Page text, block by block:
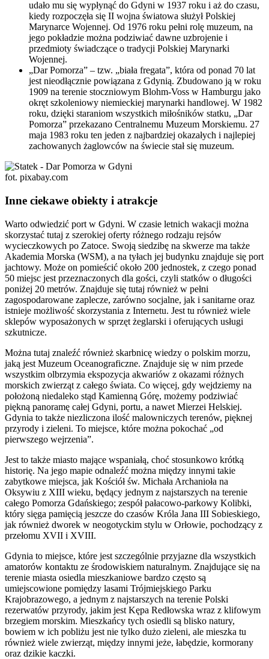
udało mu się wypłynąć do Gdyni w 1937 roku i aż do czasu,
kiedy rozpoczęła się II wojna światowa służył Polskiej
Marynarce Wojennej. Od 1976 roku pełni rolę muzeum, na
jego pokładzie można podziwiać dawne uzbrojenie i
przedmioty świadczące o tradycji Polskiej Marynarki
Wojennej.
„Dar Pomorza” – tzw. „biała fregata”, która od ponad 70 lat
jest nieodłącznie powiązana z Gdynią. Zbudowano ją w roku
1909 na terenie stoczniowym Blohm-Voss w Hamburgu jako
okręt szkoleniowy niemieckiej marynarki handlowej. W 1982
roku, dzięki staraniom wszystkich miłośników statku, „Dar
Pomorza” przekazano Centralnemu Muzeum Morskiemu. 27
maja 1983 roku ten jeden z najbardziej okazałych i najlepiej
zachowanych żaglowców na świecie stał się muzeum.
fot. pixabay.com
Inne ciekawe obiekty i atrakcje
Warto odwiedzić port w Gdyni. W czasie letnich wakacji można
skorzystać tutaj z szerokiej oferty różnego rodzaju rejsów
wycieczkowych po Zatoce. Swoją siedzibę na skwerze ma także
Akademia Morska (WSM), a na tyłach jej budynku znajduje się port
jachtowy. Może on pomieścić około 200 jednostek, z czego ponad
50 miejsc jest przeznaczonych dla gości, czyli statków o długości
poniżej 20 metrów. Znajduje się tutaj również w pełni
zagospodarowane zaplecze, zarówno socjalne, jak i sanitarne oraz
istnieje możliwość skorzystania z Internetu. Jest tu również wiele
sklepów wyposażonych w sprzęt żeglarski i oferujących usługi
szkutnicze.
Można tutaj znaleźć również skarbnicę wiedzy o polskim morzu,
jaką jest Muzeum Oceanograficzne. Znajduje się w nim przede
wszystkim olbrzymia ekspozycja akwariów z okazami różnych
morskich zwierząt z całego świata. Co więcej, gdy wejdziemy na
położoną niedaleko stąd Kamienną Górę, możemy podziwiać
piękną panoramę całej Gdyni, portu, a nawet Mierzei Helskiej.
Gdynia to także niezliczona ilość malowniczych terenów, pięknej
przyrody i zieleni. To miejsce, które można pokochać „od
pierwszego wejrzenia”.
Jest to także miasto mające wspaniałą, choć stosunkowo krótką
historię. Na jego mapie odnaleźć można między innymi takie
zabytkowe miejsca, jak Kościół św. Michała Archanioła na
Oksywiu z XIII wieku, będący jednym z najstarszych na terenie
całego Pomorza Gdańskiego; zespół pałacowo-parkowy Kolibki,
który sięga pamięcią jeszcze do czasów Króla Jana III Sobieskiego,
jak również dworek w neogotyckim stylu w Orłowie, pochodzący z
przełomu XVII i XVIII.
Gdynia to miejsce, które jest szczególnie przyjazne dla wszystkich
amatorów kontaktu ze środowiskiem naturalnym. Znajdujące się na
terenie miasta osiedla mieszkaniowe bardzo często są
umiejscowione pomiędzy lasami Trójmiejskiego Parku
Krajobrazowego, a jednym z najstarszych na terenie Polski
rezerwatów przyrody, jakim jest Kępa Redłowska wraz z klifowym
brzegiem morskim. Mieszkańcy tych osiedli są blisko natury,
bowiem w ich pobliżu jest nie tylko dużo zieleni, ale mieszka tu
również wiele zwierząt, między innymi jeże, łabędzie, kormorany
oraz dzikie kaczki.